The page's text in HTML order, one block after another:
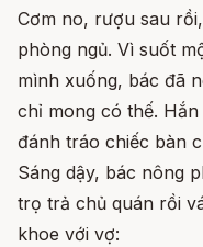
Cơm no, rượu sau
phòng ngủ. Vì suốt
mình xuống, bác đã
chỉ mong có thế.
đánh tráo chiếc bàn
Sáng dậy, bác nông
trọ trả chủ quán rồi
khoe với vợ: